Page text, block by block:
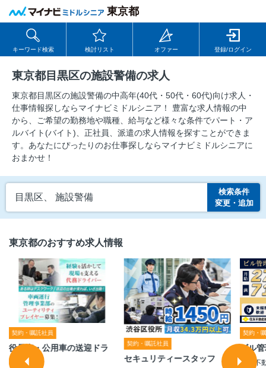
東京都
キーワード検索 検討リスト オファー 登録/ログイン
東京都目黒区の施設警備の求人
東京都目黒区の施設警備の中⾼年(40代・50代・60代)向け求⼈・
仕事情報探しならマイナビミドルシニア！ 豊富な求人情報の中
から、ご希望の勤務地や職種、給与など様々な条件でパート・ア
ルバイト(バイト)、正社員、派遣の求人情報を探すことができま
す。あなたにぴったりのお仕事探しならマイナビミドルシニアに
おまかせ！
目黒区、 施設警備
検索条件
変更・追加
東京都のおすすめ求人情報
契約・嘱託社員
役員車・公用車の送迎ドラ
イバー
契約・嘱託社員
セキュリティースタッフ
契約・
ビル
住友不